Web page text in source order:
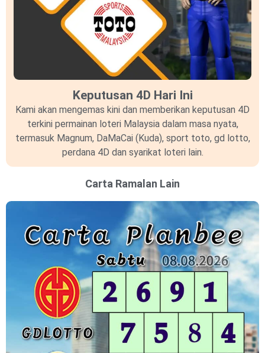
Keputusan 4D Hari Ini
Kami akan mengemas kini dan memberikan keputusan 4D
terkini permainan loteri Malaysia dalam masa nyata,
termasuk Magnum, DaMaCai (Kuda), sport toto, gd lotto,
perdana 4D dan syarikat loteri lain.
Carta Ramalan Lain